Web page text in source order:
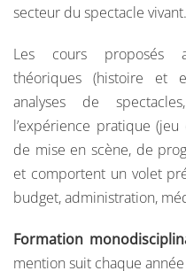
secteur du spectacle vivant.
Les cours proposés
théoriques (histoire et
analyses de
l’expérience pratique
de mise en scène, de
et comportent un volet
budget, administration,
Formation
mention suit chaque année